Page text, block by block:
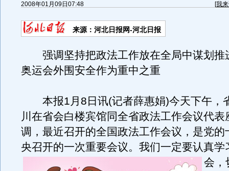
2008年01月09日07:48 [我
来源：河北日报网-河北日报
强调坚持把政法工作放在全局中谋划推
奥运会外围安全作为重中之重
本报1月8日讯(记者薛惠娟)今天下午，
川在省会白楼宾馆同全省政法工作会议代表
调，最近召开的全国政法工作会议，是党的
央召开的一次重要会议。 我们一定要认真学
会，